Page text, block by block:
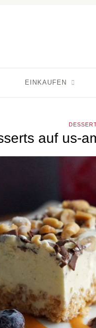
EINKAUFEN
auf us-